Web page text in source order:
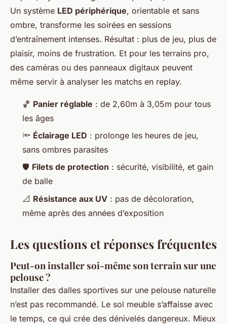
Un système LED périphérique, orientable et sans
ombre, transforme les soirées en sessions
d’entraînement intenses. Résultat : plus de jeu, plus de
plaisir, moins de frustration. Et pour les terrains pro,
des caméras ou des panneaux digitaux peuvent
même servir à analyser les matchs en replay.
🏀 Panier réglable : de 2,60m à 3,05m pour tous
les âges
🔦 Éclairage LED : prolonge les heures de jeu,
sans ombres parasites
🛡️ Filets de protection : sécurité, visibilité, et gain
de balle
📐 Résistance aux UV : pas de décoloration,
même après des années d’exposition
Les questions et réponses fréquentes
Peut-on installer soi-même son terrain sur une
pelouse ?
Installer des dalles sportives sur une pelouse naturelle
n’est pas recommandé. Le sol meuble s’affaisse avec
le temps, ce qui crée des dénivelés dangereux. Mieux